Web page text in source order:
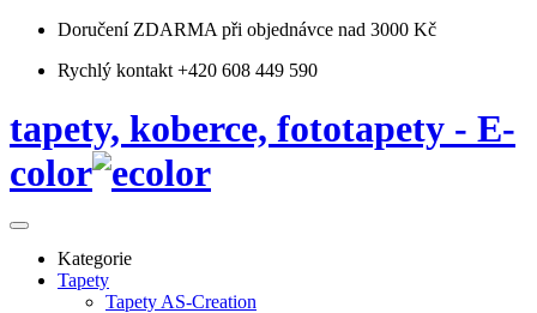
Doručení ZDARMA při objednávce nad 3000 Kč
Rychlý kontakt +420 608 449 590
tapety, koberce, fototapety - E-
color
Kategorie
Tapety
Tapety AS-Creation